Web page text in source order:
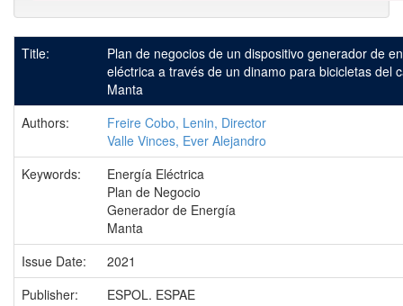
Title:
Plan de negocios de un dispositivo generador de
eléctrica a través de un dinamo para bicicletas del
Manta
Authors:
Freire Cobo, Lenin, Director
Valle Vinces, Ever Alejandro
Keywords:
Energía Eléctrica
Plan de Negocio
Generador de Energía
Manta
Issue Date:
2021
Publisher:
ESPOL. ESPAE